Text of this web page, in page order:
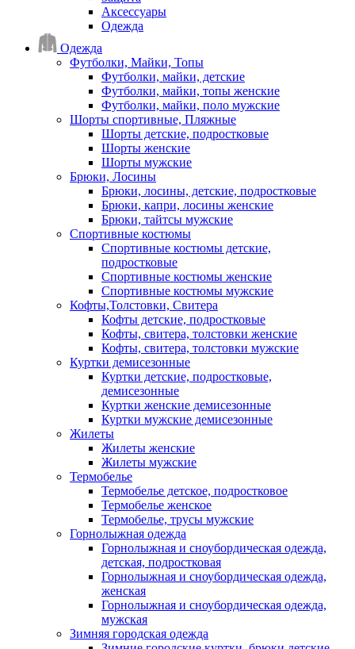
Аксессуары
Одежда
Одежда
Футболки, Майки, Топы
Футболки, майки, детские
Футболки, майки, топы женские
Футболки, майки, поло мужские
Шорты спортивные, Пляжные
Шорты детские, подростковые
Шорты женские
Шорты мужские
Брюки, Лосины
Брюки, лосины, детские, подростковые
Брюки, капри, лосины женские
Брюки, тайтсы мужские
Спортивные костюмы
Спортивные костюмы детские,
подростковые
Спортивные костюмы женские
Спортивные костюмы мужские
Кофты,Толстовки, Свитера
Кофты детские, подростковые
Кофты, свитера, толстовки женские
Кофты, свитера, толстовки мужские
Куртки демисезонные
Куртки детские, подростковые,
демисезонные
Куртки женские демисезонные
Куртки мужские демисезонные
Жилеты
Жилеты женские
Жилеты мужские
Термобелье
Термобелье детское, подростковое
Термобелье женское
Термобелье, трусы мужские
Горнолыжная одежда
Горнолыжная и сноубордическая одежда,
детская, подростковая
Горнолыжная и сноубордическая одежда,
женская
Горнолыжная и сноубордическая одежда,
мужская
Зимняя городская одежда